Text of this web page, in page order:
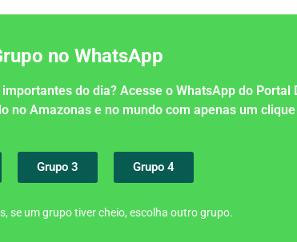
no WhatsApp
do dia? Acesse o WhatsApp do Portal
no Amazonas e no mundo com apenas um clique
Grupo 3 Grupo 4
se um grupo tiver cheio, escolha outro grupo.